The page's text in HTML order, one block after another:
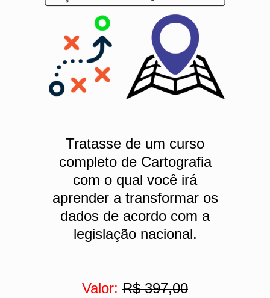
Tratasse de um curso
completo de Cartografia
com o qual você irá
aprender a transformar os
dados de acordo com a
legislação nacional.
Valor: R$ 397,00